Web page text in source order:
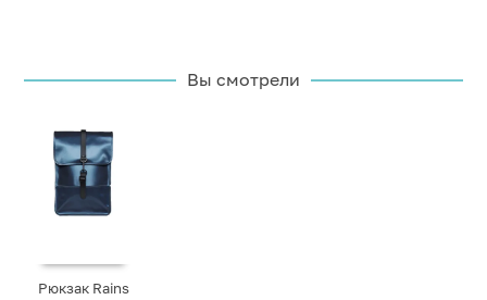
Вы смотрели
Рюкзак Rains